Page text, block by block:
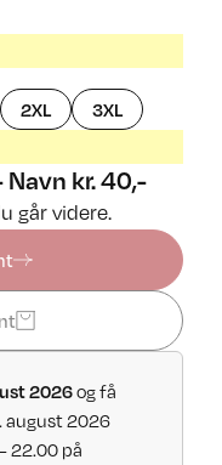
2XL
3XL
kr. 40,-
går videre.
2026og få
august 2026
22.00 på